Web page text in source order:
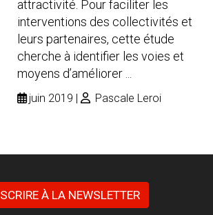
attractivité. Pour faciliter les
interventions des collectivités et
leurs partenaires, cette étude
cherche à identifier les voies et
moyens d’améliorer ...
juin 2019 Pascale Leroi
À LA NEWSLETTER